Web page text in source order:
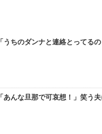
「うちのダンナと連絡とってる
「あんな旦那で可哀想！」笑う